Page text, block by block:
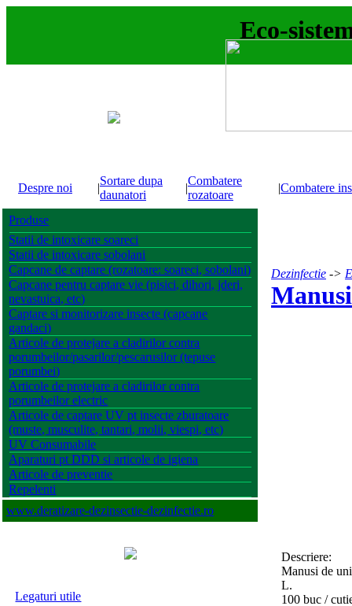
Eco-
Despre noi |
Sortare dupa
daunatori
|
Combatere
rozatoare
|Combatere
Produse
Statii de intoxicare soareci
Statii de intoxicare sobolani
Capcane de captare (rozatoare: soareci, sobolani)
Capcane pentru captare vie (pisici, dihori, jderi,
nevastuica, etc)
Captare si monitorizare insecte (capcane
gandaci)
Articole de protejare a cladirilor contra
porumbeilor/pasarilor/pescarusilor (tepuse
porumbei)
Articole de protejare a cladirilor contra
porumbeilor electric
Articole de captare UV pt insecte zburatoare
(muste, musculite, tantari, molii, viespi, etc)
UV Consumabile
Aparaturi pt DDD si articole de igiena
Articole de preventie
Repelenti
www.deratizare-dezinsectie-dezinfectie.ro
Legaturi utile
Dezinfectie ->
Descriere:
Manusi de
L.
100 buc /